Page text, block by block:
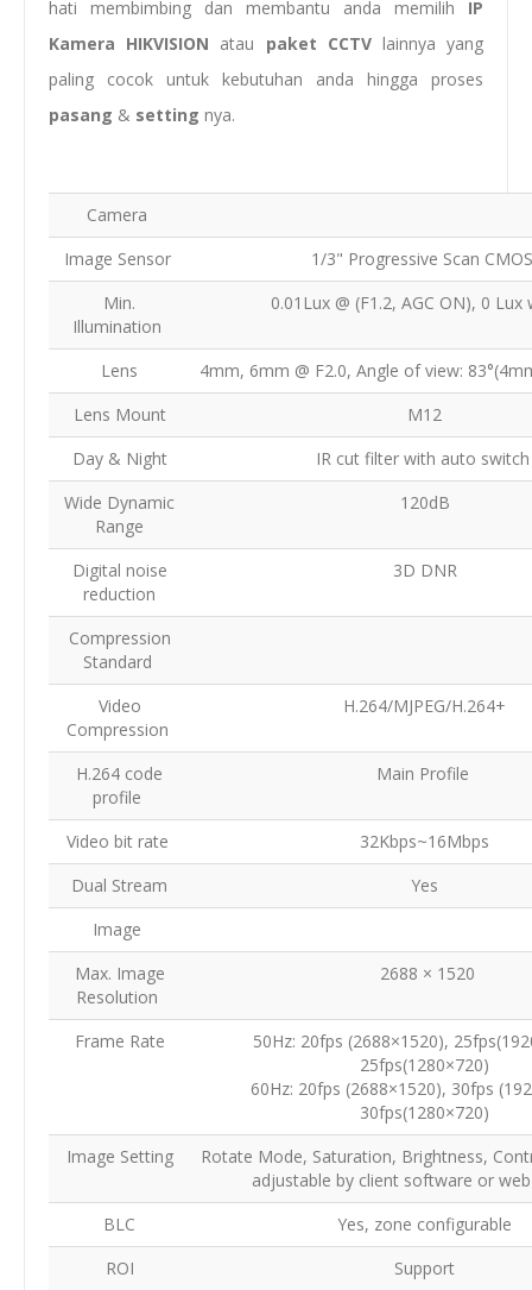
hati membimbing dan membantu anda memilih IP
Kamera HIKVISION atau paket CCTVlainnya yang
paling cocok untuk kebutuhan anda hingga proses
pasang & setting nya.
Camera
Image Sensor
1/3" Progressive Scan
Min.
Illumination
0.01Lux @ (F1.2, AGC ON), 0 Lux
Lens
4mm, 6mm @ F2.0, Angle of view:
Lens Mount
M12
Day & Night
IR cut filter with auto
Wide Dynamic
Range
120dB
Digital noise
reduction
3D DNR
Compression
Standard
Video
Compression
H.264/MJPEG/H.264+
H.264 code
profile
Main Profile
Video bit rate
32Kbps~16Mbps
Dual Stream
Yes
Image
Max. Image
Resolution
2688 × 1520
Frame Rate
50Hz: 20fps (2688×1520),
25fps(1280×720)
60Hz: 20fps (2688×1520), 30fps
30fps(1280×720)
Image Setting
Rotate Mode, Saturation, Brightness,
adjustable by client software or
BLC
Yes, zone configurable
ROI
Support